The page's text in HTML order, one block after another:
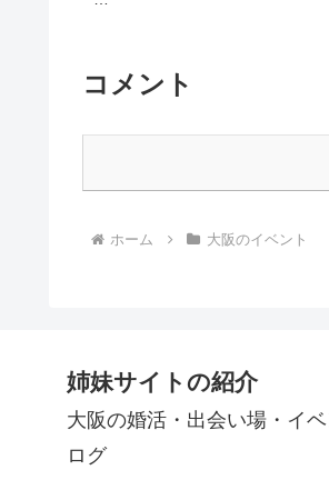
コメント
ホーム 大阪のイベント
姉妹サイトの紹介
大阪の婚活・出会い場・イ
ログ